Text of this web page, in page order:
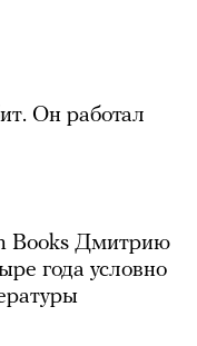
Он работал
Books Дмитрию
года условно